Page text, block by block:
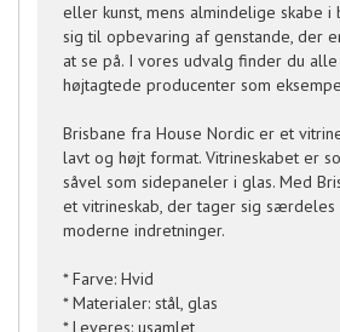
eller kunst, mens almindelige skabe
sig til opbevaring af genstande, der
at se på. I vores udvalg finder du
højtagtede producenter som
Brisbane fra House Nordic er et
lavt og højt format. Vitrineskabet er
såvel som sidepaneler i glas. Med
et vitrineskab, der tager sig
moderne indretninger.
* Farve: Hvid
* Materialer: stål, glas
* Leveres: usamlet